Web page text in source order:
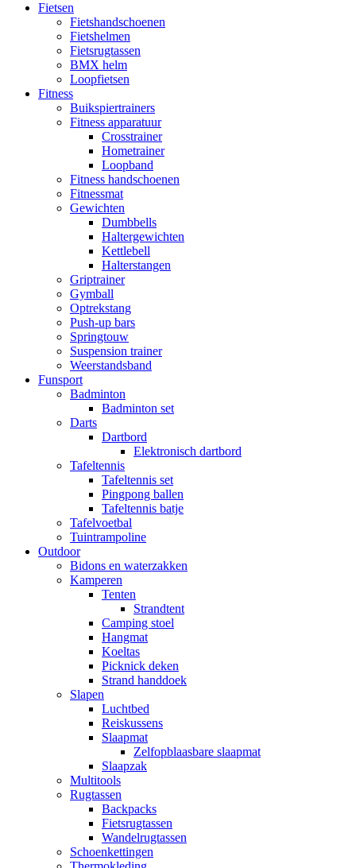
Fietsen
Fietshandschoenen
Fietshelmen
Fietsrugtassen
BMX helm
Loopfietsen
Fitness
Buikspiertrainers
Fitness apparatuur
Crosstrainer
Hometrainer
Loopband
Fitness handschoenen
Fitnessmat
Gewichten
Dumbbells
Haltergewichten
Kettlebell
Halterstangen
Griptrainer
Gymball
Optrekstang
Push-up bars
Springtouw
Suspension trainer
Weerstandsband
Funsport
Badminton
Badminton set
Darts
Dartbord
Elektronisch dartbord
Tafeltennis
Tafeltennis set
Pingpong ballen
Tafeltennis batje
Tafelvoetbal
Tuintrampoline
Outdoor
Bidons en waterzakken
Kamperen
Tenten
Strandtent
Camping stoel
Hangmat
Koeltas
Picknick deken
Strand handdoek
Slapen
Luchtbed
Reiskussens
Slaapmat
Zelfopblaasbare slaapmat
Slaapzak
Multitools
Rugtassen
Backpacks
Fietsrugtassen
Wandelrugtassen
Schoenkettingen